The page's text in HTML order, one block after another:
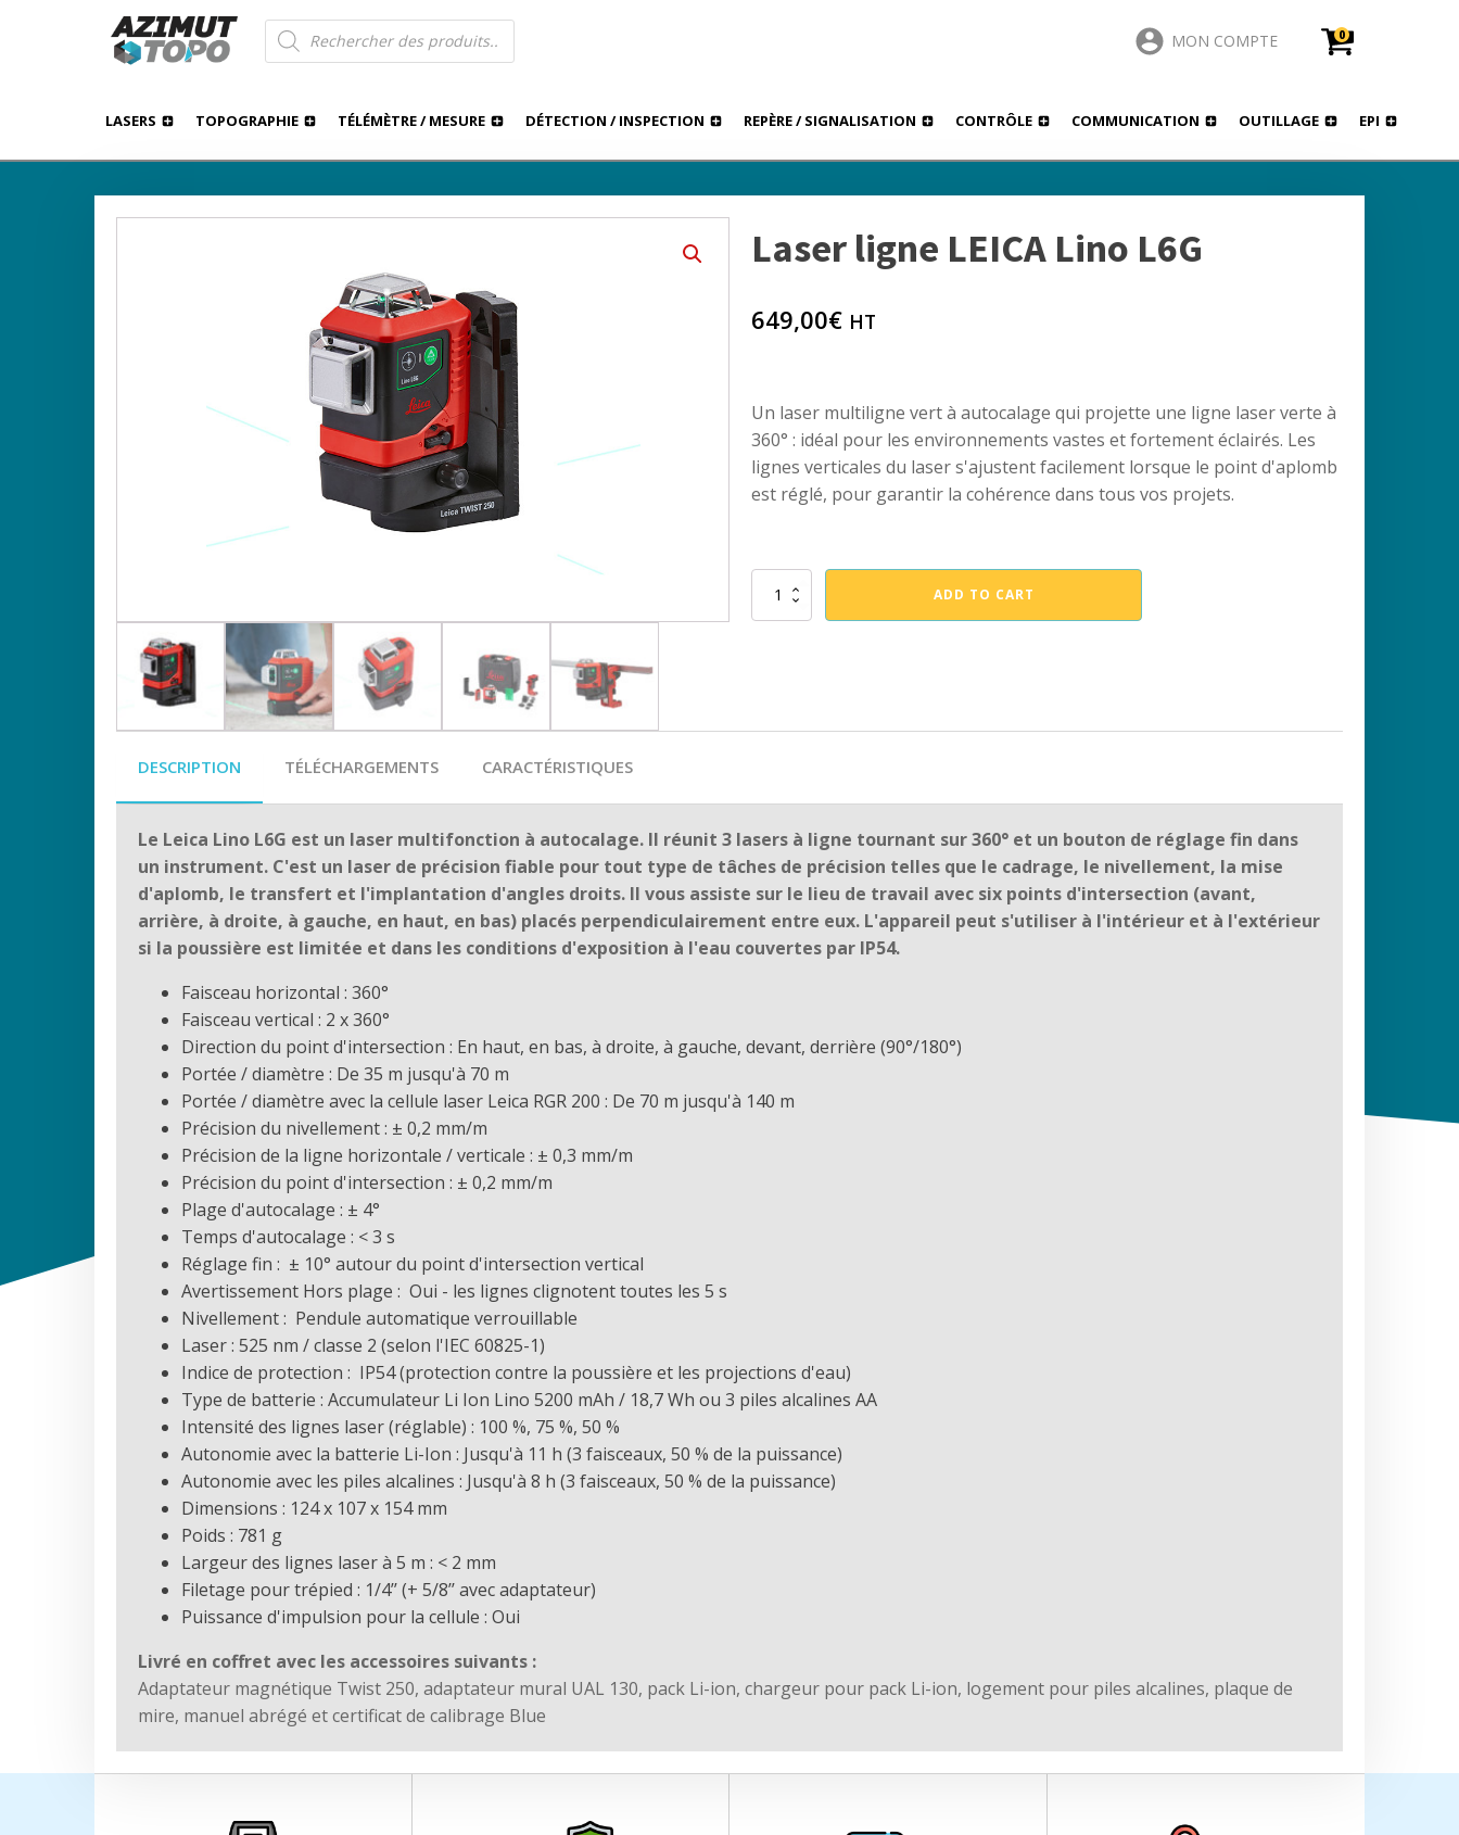
Recherche
MON COMPTE 0
LASERS TOPOGRAPHIE TÉLÉMÈTRE / MESURE DÉTECTION / INSPECTION REPÈRE / SIGNALISATION CONTRÔLE COMMUNICATION OUTILLAGE EPI
LASERS›LASERS POINTS ET LIGNES
Laser ligne LEICA Lino L6G
649,00€ HT
Un laser multiligne vert à autocalage qui projette une ligne laser verte à
360° : idéal pour les environnements vastes et fortement éclairés. Les
lignes verticales du laser s'ajustent facilement lorsque le point d'aplomb
est réglé, pour garantir la cohérence dans tous vos projets.
Laser
ADD TO CART
DESCRIPTION TÉLÉCHARGEMENTS CARACTÉRISTIQUES
Le Leica Lino L6G est un laser multifonction à autocalage. Il réunit 3 lasers à ligne tournant sur 360° et un bouton de réglage fin dans
un instrument. C'est un laser de précision fiable pour tout type de tâches de précision telles que le cadrage, le nivellement, la mise
d'aplomb, le transfert et l'implantation d'angles droits. Il vous assiste sur le lieu de travail avec six points d'intersection (avant,
arrière, à droite, à gauche, en haut, en bas) placés perpendiculairement entre eux. L'appareil peut s'utiliser à l'intérieur et à l'extérieur
si la poussière est limitée et dans les conditions d'exposition à l'eau couvertes par IP54.
Faisceau horizontal : 360°
Faisceau vertical : 2 x 360°
Direction du point d'intersection : En haut, en bas, à droite, à gauche, devant, derrière (90°/180°)
Portée / diamètre : De 35 m jusqu'à 70 m
Portée / diamètre avec la cellule laser Leica RGR 200 : De 70 m jusqu'à 140 m
Précision du nivellement : ± 0,2 mm/m
Précision de la ligne horizontale / verticale : ± 0,3 mm/m
Précision du point d'intersection : ± 0,2 mm/m
Plage d'autocalage : ± 4°
Temps d'autocalage : < 3 s
Réglage fin : ± 10° autour du point d'intersection vertical
Avertissement Hors plage : Oui - les lignes clignotent toutes les 5 s
Nivellement : Pendule automatique verrouillable
Laser : 525 nm / classe 2 (selon l'IEC 60825-1)
Indice de protection : IP54 (protection contre la poussière et les projections d'eau)
Type de batterie : Accumulateur Li Ion Lino 5200 mAh / 18,7 Wh ou 3 piles alcalines AA
Intensité des lignes laser (réglable) : 100 %, 75 %, 50 %
Autonomie avec la batterie Li-Ion : Jusqu'à 11 h (3 faisceaux, 50 % de la puissance)
Autonomie avec les piles alcalines : Jusqu'à 8 h (3 faisceaux, 50 % de la puissance)
Dimensions : 124 x 107 x 154 mm
Poids : 781 g
Largeur des lignes laser à 5 m : < 2 mm
Filetage pour trépied : 1/4’’ (+ 5/8’’ avec adaptateur)
Puissance d'impulsion pour la cellule : Oui
Livré en coffret avec les accessoires suivants :
Adaptateur magnétique Twist 250, adaptateur mural UAL 130, pack Li-ion, chargeur pour pack Li-ion, logement pour piles alcalines, plaque de
mire, manuel abrégé et certificat de calibrage Blue